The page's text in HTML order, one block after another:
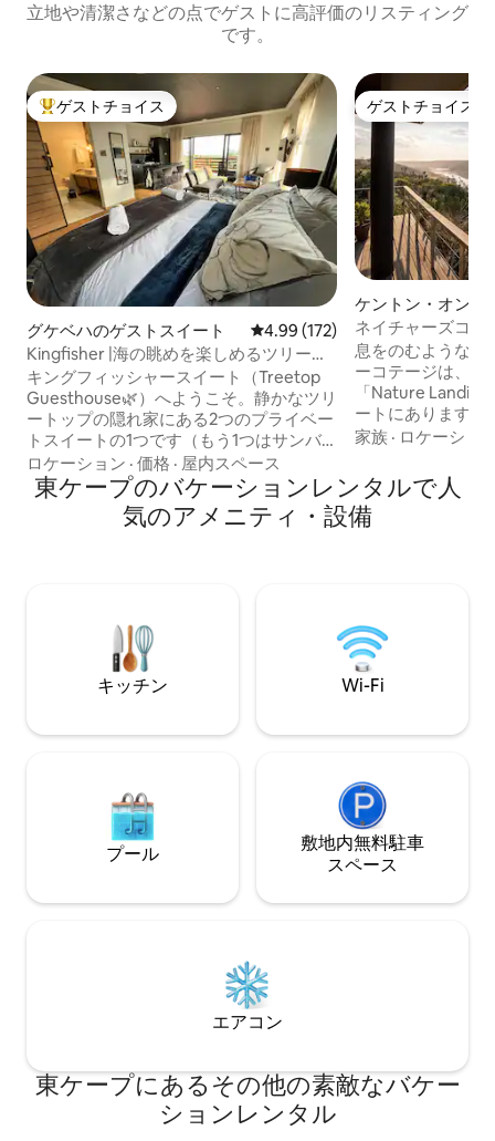
立地や清潔さなどの点でゲストに高評価のリスティング
です。
大好評のゲストチョイスです。
ゲストチョイス
グケベハのゲストスイート レビュー172件、5つ星中4.99つ
4.99 (172)
Kingfisher |海の眺めを楽しめるツリート
ップのゲストハウス
キングフィッシャースイート（Treetop
Guesthouse🌿）へようこそ。静かなツリ
ートップの隠れ家にある2つのプライベー
トスイートの1つです（もう1つはサンバ
ードスイートです—
https://www.airbnb.com/rooms/1134644027844420817
をご覧ください）。 各スイートには専用
の玄関と屋外デッキがあり、プライバシ
ロケーション · 価格 · 屋内スペース
ゲストチョイス
ゲストチョイス
ケントン・オン・
ニーハウス
ネイチャーズコテ
息をのむような景
ーコテージは、ブ
「Nature
ートにあります。
イベートで、完全
で確認されてい
い川の眺めが楽
イ・ハーテビー、
家族 · ロケーショ
東ケープのバケーションレンタルで人
気のアメニティ・設備
キッチン Wi-Fi
プール
敷地内無料駐⁠車
ス⁠ペ⁠ー⁠ス
エアコン
東ケープにあるその他の素敵なバケー
ションレンタル